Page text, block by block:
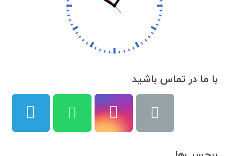
با ما در تماس باشید